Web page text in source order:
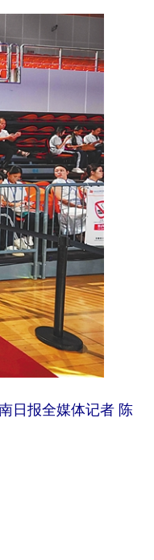
日报全媒体记者 陈